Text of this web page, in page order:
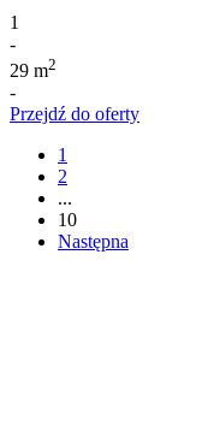
1
-
29 m2
-
Przejdź do oferty
1
2
...
10
Następna